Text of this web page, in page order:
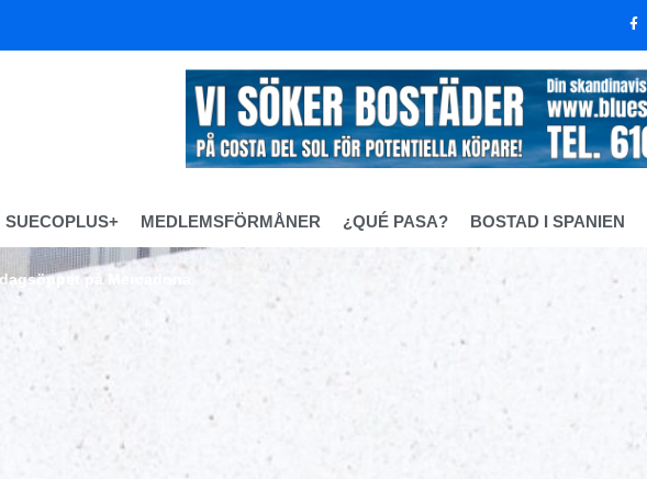
SUECOPLUS+ MEDLEMSFÖRMÅNER ¿QUÉ PASA? BOSTAD I SPANIEN
på Mercadona